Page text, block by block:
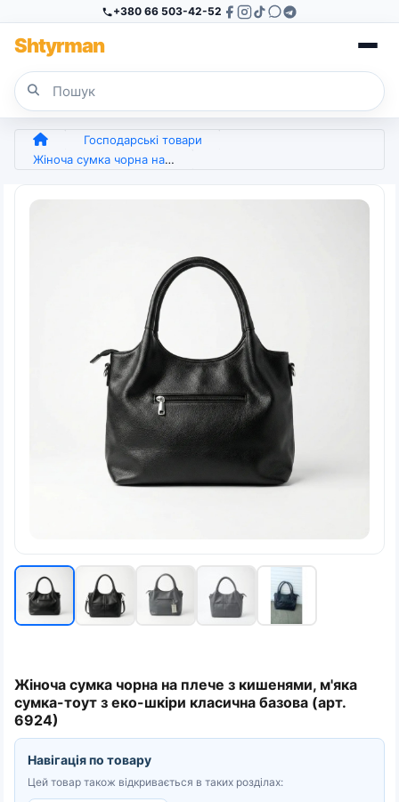
+380 66 503-42-52
Shtyrman
Господарські товари
Жіноча сумка чорна на плече з кишенями, м'яка сумка-тоут з еко-шкіри класична базова (арт. 6924)
Жіноча сумка чорна на плече з кишенями, м'яка
сумка-тоут з еко-шкіри класична базова (арт.
6924)
Навігація по товару
Цей товар також відкривається в таких розділах: